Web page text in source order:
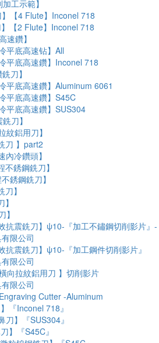
工示範】
【4 Flute】Inconel 718
【2 Flute】Inconel 718
速鑽】
平底高速钻】All
平底高速鑽】Inconel 718
刀】
平底高速鑽】Aluminum 6061
平底高速鑽】S45C
平底高速鑽】SUS304
刀】
紋鋁用刀】
刀 】part2
內冷鑽頭】
不銹鋼銑刀】
銹鋼銑刀】
】
】
抗震銑刀】ψ10-『加工不鏽鋼切削影片』-
限公司
抗震銑刀】ψ10-『加工鋼件切削影片』
限公司
向拉紋鋁用刀 】切削影片
限公司
Cutter -Aluminum
『Inconel 718』
刀】『SUS304』
】『S45C』